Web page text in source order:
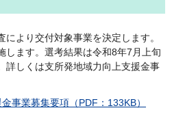
より交付対象事業を決定します。
します。選考結果は令和8年7月上旬
詳しくは支所発地域力向上支援金事
事業募集要項（PDF：133KB）